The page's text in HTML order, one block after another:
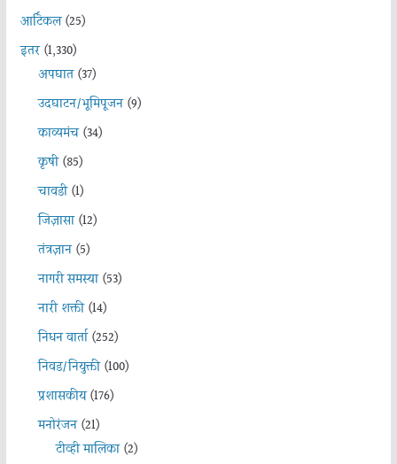
आर्टिकल(25)
इतर(1,330)
अपघात(37)
उदघाटन/भूमिपूजन(9)
काव्यमंच(34)
कृषी(85)
चावडी(1)
जिज्ञासा(12)
तंत्रज्ञान(5)
नागरी समस्या(53)
नारी शक्ती(14)
निधन वार्ता(252)
निवड/नियुक्ती(100)
प्रशासकीय(176)
मनोरंजन(21)
टीव्ही मालिका(2)